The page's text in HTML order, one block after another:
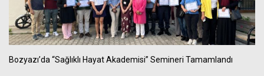
Bozyazı’da “Sağlıklı Hayat Akademisi” Semineri Tamamlandı